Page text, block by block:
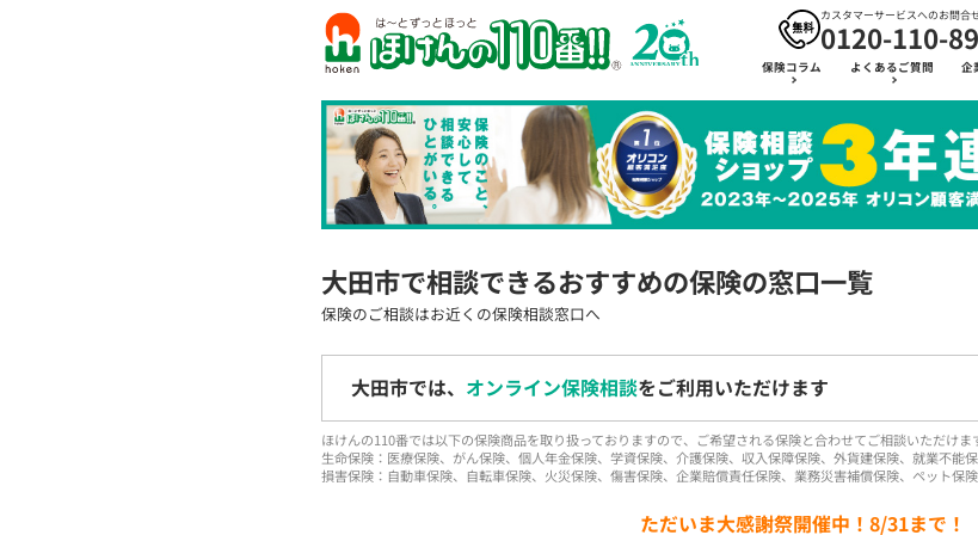
カスタマーサービスへのお問合
0120-110-
保険コラム よくあるご質問 企
大田市で相談できるおすすめの保険の窓口一覧
保険のご相談はお近くの保険相談窓口へ
大田市では、 オンライン保険相談をご利用いただけます
ほけんの110番では以下の保険商品を取り扱っておりますので、ご希望される保険と合わせてご相談いただけま
生命保険：医療保険、がん保険、個人年金保険、学資保険、介護保険、収入保障保険、外貨建保険、就業不能
損害保険：自動車保険、自転車保険、火災保険、傷害保険、企業賠償責任保険、業務災害補償保険、ペット保険
ただいま大感謝祭開催中！8/31まで！